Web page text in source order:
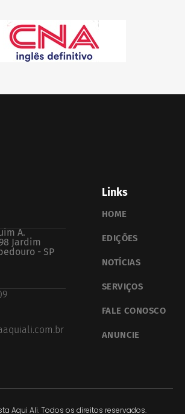
A.
Jardim
- SP
Links
HOME
EDIÇÕES
NOTÍCIAS
SERVIÇOS
FALE CONOSCO
ANUNCIE
Aqui Ali. Todos os direitos reservados.